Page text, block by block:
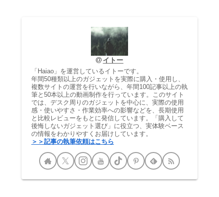
イトー
「Haiao」を運営しているイトーです。
年間50種類以上のガジェットを実際に購入・使用し、
複数サイトの運営を行いながら、年間100記事以上の執
筆と50本以上の動画制作を行っています。このサイト
では、デスク周りのガジェットを中心に、実際の使用
感・使いやすさ・作業効率への影響などを、長期使用
と比較レビューをもとに発信しています。「購入して
後悔しないガジェット選び」に役立つ、実体験ベース
の情報をわかりやすくお届けしています。
＞＞記事の執筆依頼はこちら